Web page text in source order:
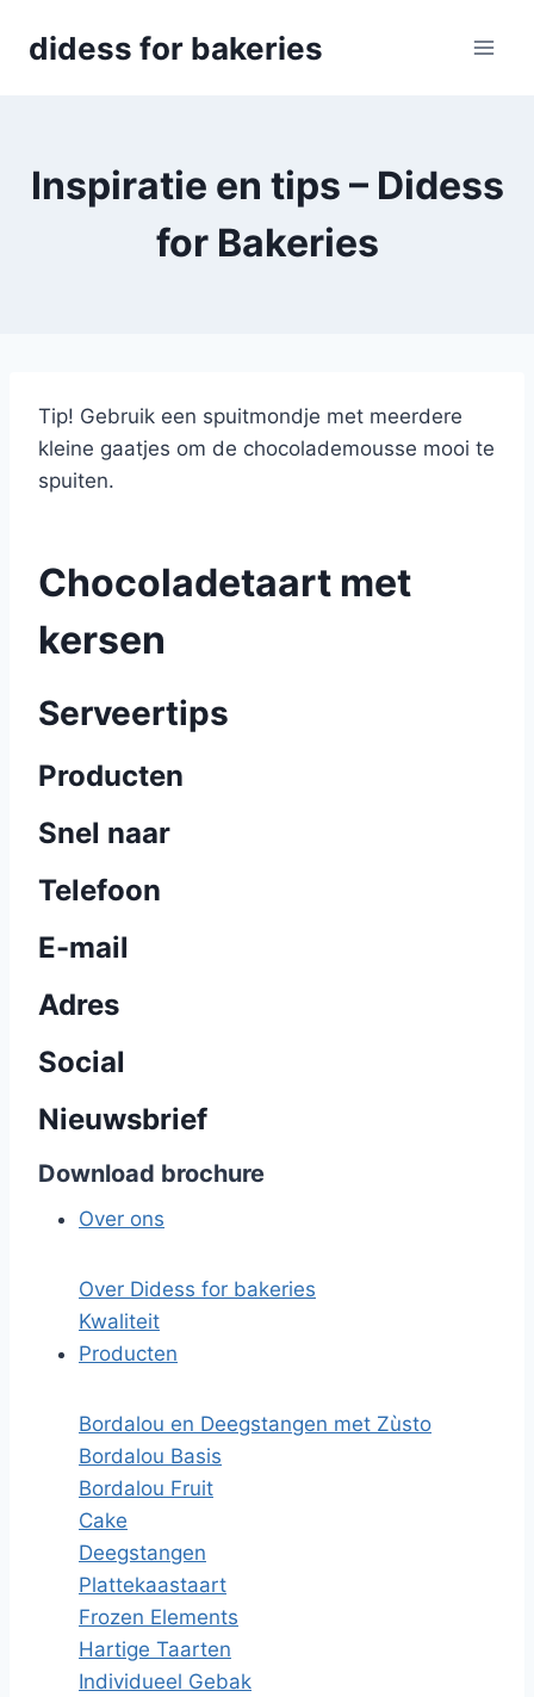
didess for bakeries
Inspiratie en tips – Didess
for Bakeries
Tip! Gebruik een spuitmondje met meerdere
kleine gaatjes om de chocolademousse mooi te
spuiten.
Chocoladetaart met
kersen
Serveertips
Producten
Snel naar
Telefoon
E-mail
Adres
Social
Nieuwsbrief
Download brochure
Over ons
Over Didess for bakeries
Kwaliteit
Producten
Bordalou en Deegstangen met Zùsto
Bordalou Basis
Bordalou Fruit
Cake
Deegstangen
Plattekaastaart
Frozen Elements
Hartige Taarten
Individueel Gebak